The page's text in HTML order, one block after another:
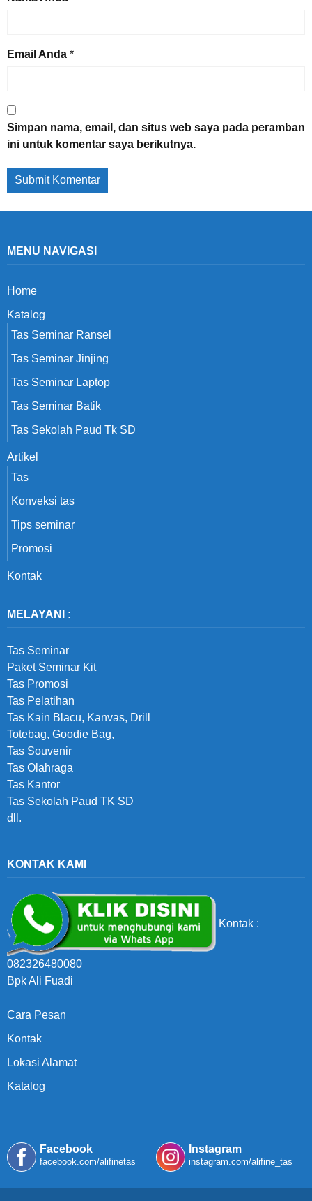
Email Anda *
Simpan nama, email, dan situs web saya pada peramban
ini untuk komentar saya berikutnya.
MENU NAVIGASI
Home
Katalog
Tas Seminar Ransel
Tas Seminar Jinjing
Tas Seminar Laptop
Tas Seminar Batik
Tas Sekolah Paud Tk SD
Artikel
Tas
Konveksi tas
Tips seminar
Promosi
Kontak
MELAYANI :
Tas Seminar
Paket Seminar Kit
Tas Promosi
Tas Pelatihan
Tas Kain Blacu, Kanvas, Drill
Totebag, Goodie Bag,
Tas Souvenir
Tas Olahraga
Tas Kantor
Tas Sekolah Paud TK SD
dll.
KONTAK KAMI
Kontak :
082326480080
Bpk Ali Fuadi
Cara Pesan
Kontak
Lokasi Alamat
Katalog
Facebook
facebook.com/alifinetas
Instagram
instagram.com/alifine_tas